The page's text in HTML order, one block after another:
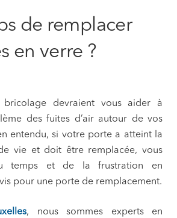
de remplacer
en verre ?
bricolage devraient vous aider à
des fuites d’air autour de vos
entendu, si votre porte a atteint la
vie et doit être remplacée, vous
temps et de la frustration en
pour une porte de remplacement.
, nous sommes experts en